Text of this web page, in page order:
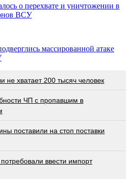
о перехвате и уничтожении в
ВСУ
массированной атаке
не хватает 200 тысяч человек
ЧП с пропавшим в
поставили на стоп поставки
ввести импорт